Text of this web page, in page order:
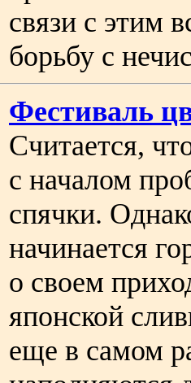
связи с этим
борьбу с
Фестиваль
Считается,
с началом
спячки.
начинается
о своем
японской
еще в самом